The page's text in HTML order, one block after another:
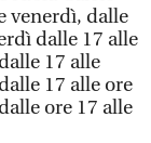
venerdì, dalle
dalle 17 alle
17 alle
17 alle ore
ore 17 alle